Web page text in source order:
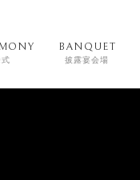
式
BANQUET
披露宴会場